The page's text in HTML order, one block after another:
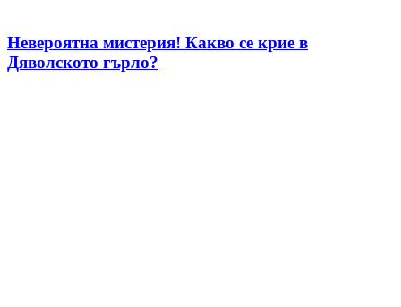
Невероятна мистерия! Какво се крие в
Дяволското гърло?